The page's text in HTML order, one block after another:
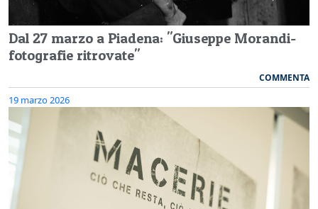
Dal 27 marzo a Piadena: "Giuseppe Morandi-
fotografie ritrovate"
COMMENTA
19 marzo 2026